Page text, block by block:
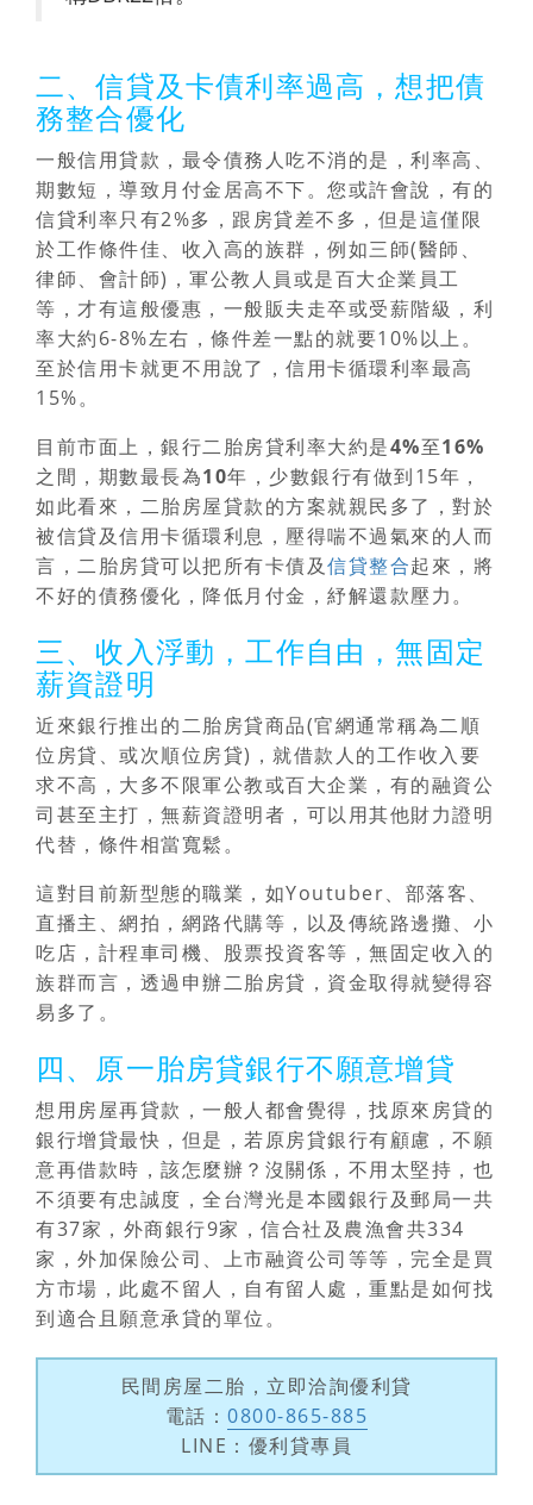
二、信貸及卡債利率過高，想把債
務整合優化
一般信用貸款，最令債務人吃不消的是，利率高、
期數短，導致月付金居高不下。您或許會說，有的
信貸利率只有2%多，跟房貸差不多，但是這僅限
於工作條件佳、收入高的族群，例如三師(醫師、
律師、會計師)，軍公教人員或是百大企業員工
等，才有這般優惠，一般販夫走卒或受薪階級，利
率大約6-8%左右，條件差一點的就要10%以上。
至於信用卡就更不用說了，信用卡循環利率最高
15%。
目前市面上， 銀行二胎房貸利率大約是4%至16%
之間，期數最長為10年 ，少數銀行有做到15年，
如此看來，二胎房屋貸款的方案就親民多了，對於
被信貸及信用卡循環利息，壓得喘不過氣來的人而
言，二胎房貸可以把所有卡債及信貸整合起來，將
不好的債務優化，降低月付金，紓解還款壓力。
三、收入浮動，工作自由，無固定
薪資證明
近來銀行推出的二胎房貸商品(官網通常稱為二順
位房貸、或次順位房貸)，就借款人的工作收入要
求不高，大多不限軍公教或百大企業，有的融資公
司甚至主打，無薪資證明者，可以用其他財力證明
代替，條件相當寬鬆。
這對目前新型態的職業，如Youtuber、部落客、
直播主、網拍，網路代購等，以及傳統路邊攤、小
吃店，計程車司機、股票投資客等，無固定收入的
族群而言，透過申辦二胎房貸，資金取得就變得容
易多了。
四、原一胎房貸銀行不願意增貸
想用房屋再貸款，一般人都會覺得，找原來房貸的
銀行增貸最快，但是，若原房貸銀行有顧慮，不願
意再借款時，該怎麼辦？沒關係，不用太堅持，也
不須要有忠誠度，全台灣光是本國銀行及郵局一共
有37家，外商銀行9家，信合社及農漁會共334
家，外加保險公司、上市融資公司等等，完全是買
方市場，此處不留人，自有留人處，重點是如何找
到適合且願意承貸的單位。
民間房屋二胎，立即洽詢優利貸
電話：0800-865-885
LINE：優利貸專員